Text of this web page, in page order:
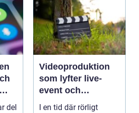
del
Videoproduktion
som lyfter live-
event och
varumärken
I en tid där rörligt